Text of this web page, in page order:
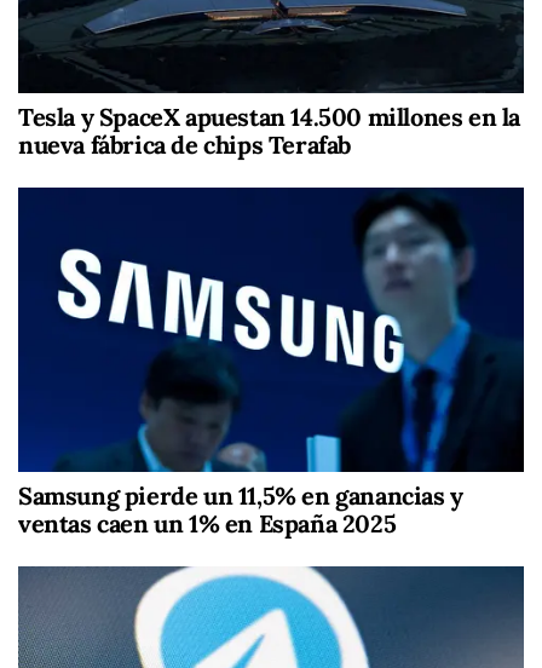
Tesla y SpaceX apuestan 14.500 millones en la
nueva fábrica de chips Terafab
Samsung pierde un 11,5% en ganancias y
ventas caen un 1% en España 2025